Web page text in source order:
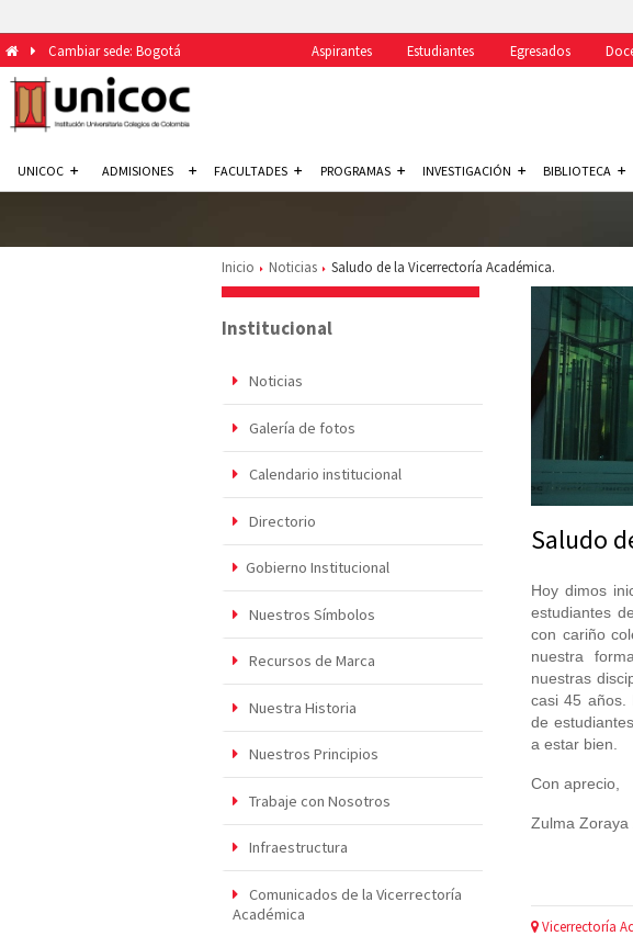
Cambiar sede: Bogotá Aspirantes Estudiantes Egresados
UNICOC ADMISIONES FACULTADES PROGRAMAS INVESTIGACIÓN BIBLIOTECA
Inicio Noticias Saludo de la Vicerrectoría Académica.
Institucional
Noticias
Galería de fotos
Calendario institucional
Directorio
Gobierno Institucional
Nuestros Símbolos
Recursos de Marca
Nuestra Historia
Nuestros Principios
Trabaje con Nosotros
Infraestructura
Comunicados de la Vicerrectoría
Académica
Saludo
Hoy dimos
estudiantes
con cariño
nuestra
nuestras
casi 45 años.
de
a estar bien.
Con aprecio,
Zulma Zoraya
Vicerrectoría